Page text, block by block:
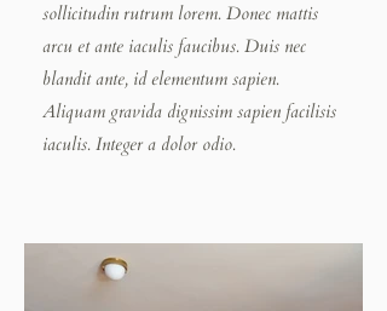
sollicitudin rutrum lorem. Donec mattis
arcu et ante iaculis faucibus. Duis nec
blandit ante, id elementum sapien.
Aliquam gravida dignissim sapien facilisis
iaculis. Integer a dolor odio.